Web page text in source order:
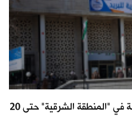
"البريد" تقدم خدمة استبدال العملة في "المنطقة الشرقية" حتى 20